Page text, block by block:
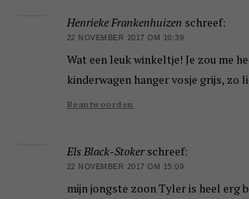
Henrieke Frankenhuizen schreef:
22 NOVEMBER 2017 OM 10:39
Wat een leuk winkeltje! Je zou me
kinderwagen hanger vosje grijs, zo
Beantwoorden
Els Black-Stoker schreef:
22 NOVEMBER 2017 OM 15:09
mijn jongste zoon Tyler is heel erg